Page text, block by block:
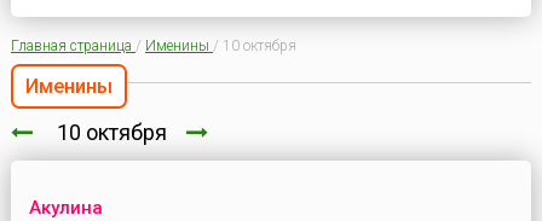
Главная страница / Именины / 10 октября
Именины
10 октября
Акулина